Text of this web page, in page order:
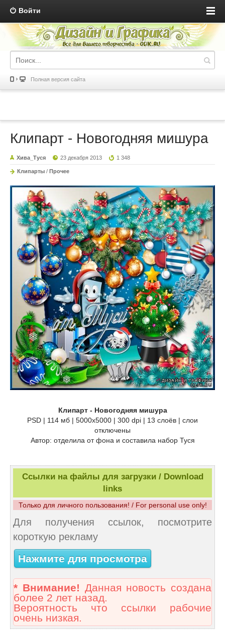
Войти
Полная версия сайта
Клипарт - Новогодняя мишура
Хива_Туся 23 декабря 2013 1 348
Клипарты / Прочее
Клипарт - Новогодняя мишура
PSD | 114 мб | 5000х5000 | 300 dpi | 13 слоёв | слои
отключены
Автор: отделила от фона и составила набор Туся
Ссылки на файлы для загрузки / Download
links
Только для личного пользования! / For personal use only!
Для получения ссылок, посмотрите
короткую рекламу
Нажмите для просмотра
* Внимание! Данная новость создана
более 2 лет назад.
Вероятность что ссылки рабочие
очень низкая.